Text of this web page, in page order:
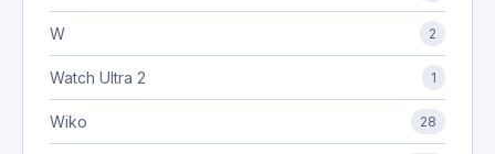
W 2
Watch Ultra 2 1
Wiko 28